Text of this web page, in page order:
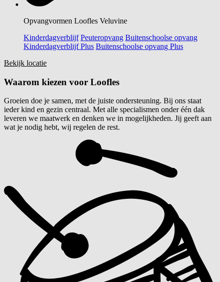
Opvangvormen Loofles Veluvine
Kinderdagverblijf Peuteropvang Buitenschoolse opvang
Kinderdagverblijf Plus Buitenschoolse opvang Plus
Bekijk locatie
Waarom kiezen voor Loofles
Groeien doe je samen, met de juiste ondersteuning. Bij ons staat
ieder kind en gezin centraal. Met alle specialismen onder één dak
leveren we maatwerk en denken we in mogelijkheden. Jij geeft aan
wat je nodig hebt, wij regelen de rest.